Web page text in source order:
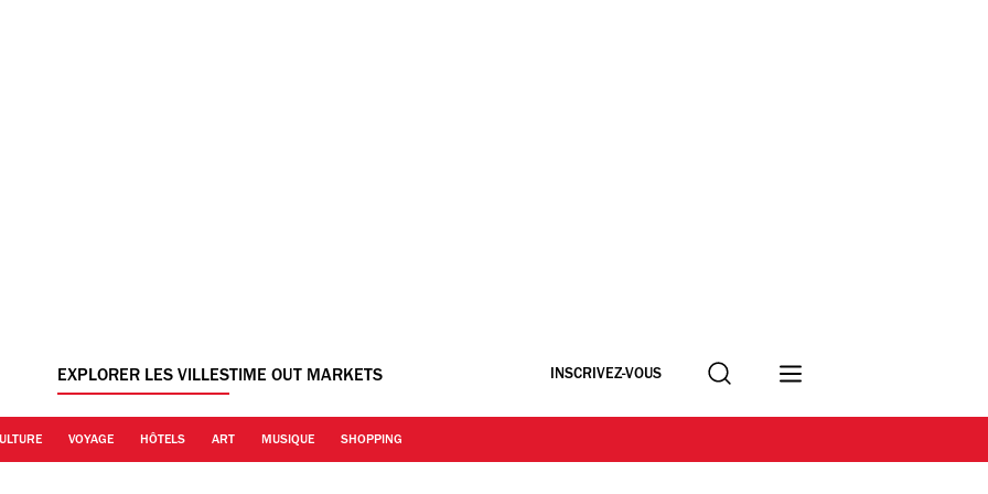
EXPLORER LES VILLESTIME OUT MARKETS INSCRIVEZ-VOUS Recherche
VOYAGE HÔTELS ART MUSIQUE SHOPPING